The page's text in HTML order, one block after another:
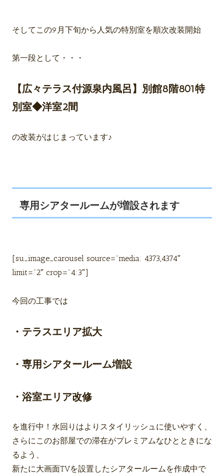
そしてこの9月下旬から人気の特別室を順次改装開始
第一段として・・・
【広々テラス付源泉内風呂】別館8階801特
別室◆洋室2間
の改装がはじまっています♪
専用シアタールームが増設されます
[su_image_carousel source=”media: 4373,4374″
limit=”2″ crop=”4:3″]
今回の工事では
・テラスエリア拡大
・専用シアタールーム増設
・浴室エリア改修
を進行中！水回りはよりスタイリッシュに使いやすく、
さらにこのお部屋での滞在がプレミアムなひとときにな
るよう、
新たに大画面TVを設置したシアタールームを作成中で